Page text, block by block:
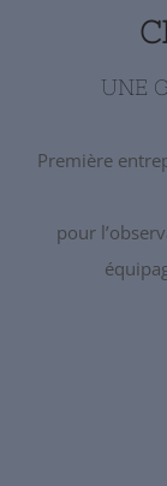
UNE
Première
pour